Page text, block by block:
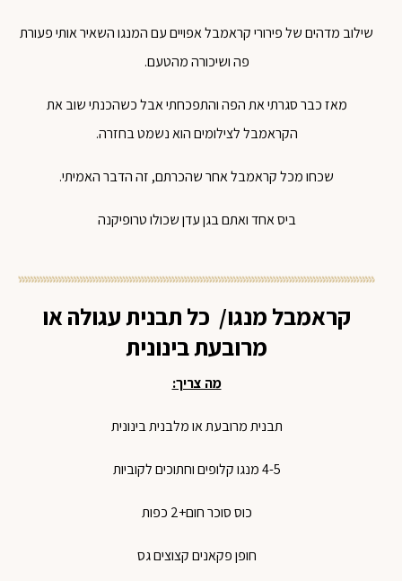
שילוב מדהים של פירורי קראמבל אפויים עם המנגו השאיר אותי פעורת
פה ושיכורה מהטעם.
מאז כבר סגרתי את הפה והתפכחתי אבל כשהכנתי שוב את
הקראמבל לצילומים הוא נשמט בחזרה.
שכחו מכל קראמבל אחר שהכרתם, זה הדבר האמיתי.
ביס אחד ואתם בגן עדן שכולו טרופיקנה
קראמבל מנגו/ כל תבנית עגולה או
מרובעת בינונית
מה צריך:
תבנית מרובעת או מלבנית בינונית
4-5 מנגו קלופים וחתוכים לקוביות
כוס סוכר חום+2 כפות
חופן פקאנים קצוצים גס